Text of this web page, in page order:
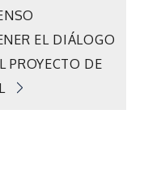
EL DIÁLOGO
PROYECTO DE